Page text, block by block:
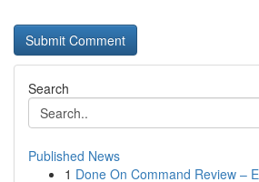
Search
Published News
1 Done On Command Review –